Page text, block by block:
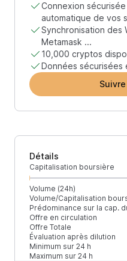
Connexion
automatique de vos
Synchronisation des
Metamask ...
10,000 cryptos
Données
Détails
Capitalisation boursière
Volume (24h)
Volume/Capitalisation
Prédominance sur la cap.
Offre en circulation
Offre Totale
Évaluation après dilution
Minimum sur 24 h
Maximum sur 24 h